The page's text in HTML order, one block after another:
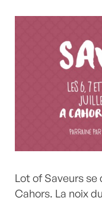
Lot of Saveurs se
Cahors. La noix